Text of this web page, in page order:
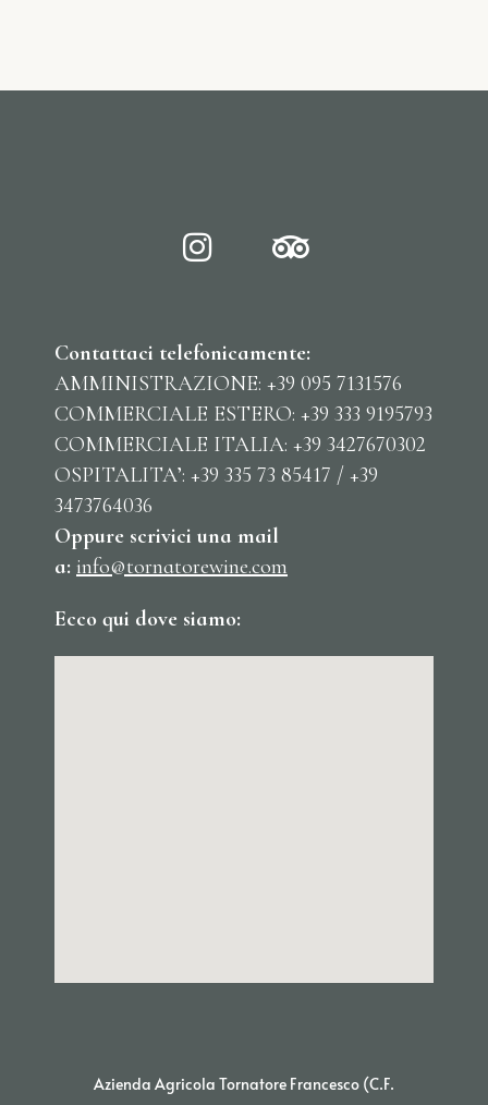
Contattaci telefonicamente:
AMMINISTRAZIONE: +39 095 7131576
COMMERCIALE ESTERO: +39 333 9195793
COMMERCIALE ITALIA: +39 3427670302
OSPITALITA’: +39 335 73 85417 / +39
3473764036
Oppure scrivici una mail
a: info@tornatorewine.com
Ecco qui dove siamo:
Azienda Agricola Tornatore Francesco (C.F.